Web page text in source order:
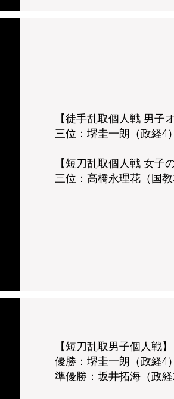
【徒手乱取個人戦 男子
三位：堺圭一朗（政経4）
【短刀乱取個人戦 女子の
三位：高橋永理花（国教
【短刀乱取男子個人戦】
優勝：堺圭一朗（政経4）
準優勝：坂井拓海（政経